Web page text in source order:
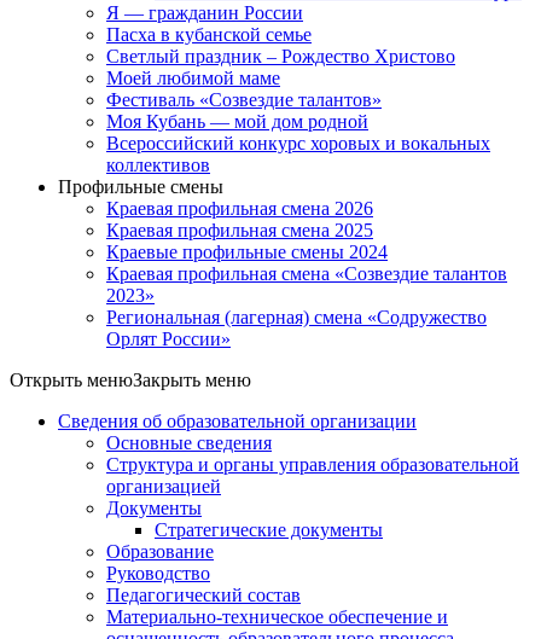
Я — гражданин России
Пасха в кубанской семье
Светлый праздник – Рождество Христово
Моей любимой маме
Фестиваль «Созвездие талантов»
Моя Кубань — мой дом родной
Всероссийский конкурс хоровых и вокальных
коллективов
Профильные смены
Краевая профильная смена 2026
Краевая профильная смена 2025
Краевые профильные смены 2024
Краевая профильная смена «Созвездие талантов
2023»
Региональная (лагерная) смена «Содружество
Орлят России»
Открыть менюЗакрыть меню
Сведения об образовательной организации
Основные сведения
Структура и органы управления образовательной
организацией
Документы
Стратегические документы
Образование
Руководство
Педагогический состав
Материально-техническое обеспечение и